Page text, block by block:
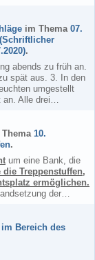
im Thema 07.
.
abends zu früh an.
spät aus. 3. In den
umgestellt
an. Alle drei…
Thema 10.
.
um eine Bank, die
Treppenstuffen,
ermöglichen.
der…
Bereich des